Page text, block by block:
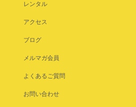
レンタル
アクセス
ブログ
メルマガ会員
よくあるご質問
お問い合わせ